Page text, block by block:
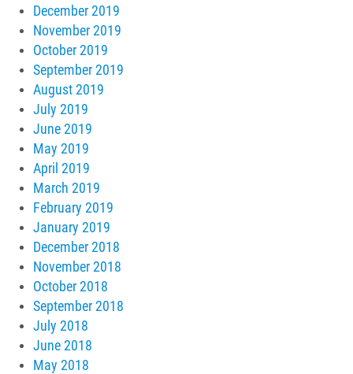
December 2019
November 2019
October 2019
September 2019
August 2019
July 2019
June 2019
May 2019
April 2019
March 2019
February 2019
January 2019
December 2018
November 2018
October 2018
September 2018
July 2018
June 2018
May 2018